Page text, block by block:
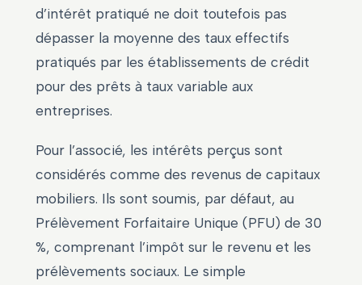
d’intérêt pratiqué ne doit toutefois pas
dépasser la moyenne des taux effectifs
pratiqués par les établissements de crédit
pour des prêts à taux variable aux
entreprises.
Pour l’associé, les intérêts perçus sont
considérés comme des revenus de capitaux
mobiliers. Ils sont soumis, par défaut, au
Prélèvement Forfaitaire Unique (PFU) de 30
%, comprenant l’impôt sur le revenu et les
prélèvements sociaux. Le simple